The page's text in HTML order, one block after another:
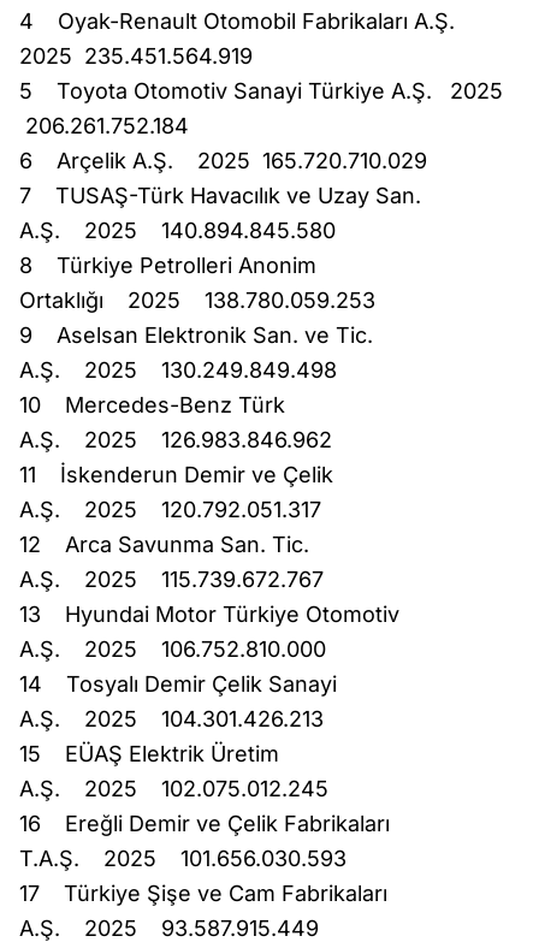
4 Oyak-Renault Otomobil Fabrikaları A.Ş.
2025 235.451.564.919
5 Toyota Otomotiv Sanayi Türkiye A.Ş. 2025
206.261.752.184
6 Arçelik A.Ş. 2025 165.720.710.029
7 TUSAŞ-Türk Havacılık ve Uzay San.
A.Ş. 2025 140.894.845.580
8 Türkiye Petrolleri Anonim
Ortaklığı 2025 138.780.059.253
9 Aselsan Elektronik San. ve Tic.
A.Ş. 2025 130.249.849.498
10 Mercedes-Benz Türk
A.Ş. 2025 126.983.846.962
11 İskenderun Demir ve Çelik
A.Ş. 2025 120.792.051.317
12 Arca Savunma San. Tic.
A.Ş. 2025 115.739.672.767
13 Hyundai Motor Türkiye Otomotiv
A.Ş. 2025 106.752.810.000
14 Tosyalı Demir Çelik Sanayi
A.Ş. 2025 104.301.426.213
15 EÜAŞ Elektrik Üretim
A.Ş. 2025 102.075.012.245
16 Ereğli Demir ve Çelik Fabrikaları
T.A.Ş. 2025 101.656.030.593
17 Türkiye Şişe ve Cam Fabrikaları
A.Ş. 2025 93.587.915.449